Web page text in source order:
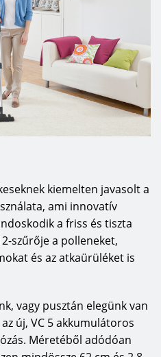
kiemelten javasolt a
ami innovatív
a friss és tiszta
szűrője a polleneket,
és az atkaürüléket is
vagy pusztán elegünk van
új, VC 5 akkumulátoros
Méretéből adódóan